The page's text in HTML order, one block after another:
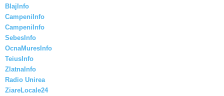
BlajInfo
CampeniInfo
CampeniInfo
SebesInfo
OcnaMuresInfo
TeiusInfo
ZlatnaInfo
Radio Unirea
ZiareLocale24